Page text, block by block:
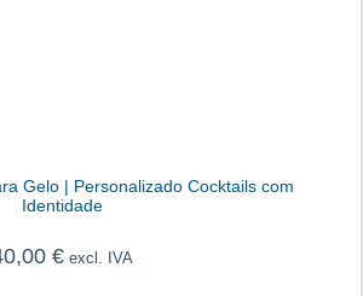
Gelo | Personalizado Cocktails com
Identidade
€excl. IVA